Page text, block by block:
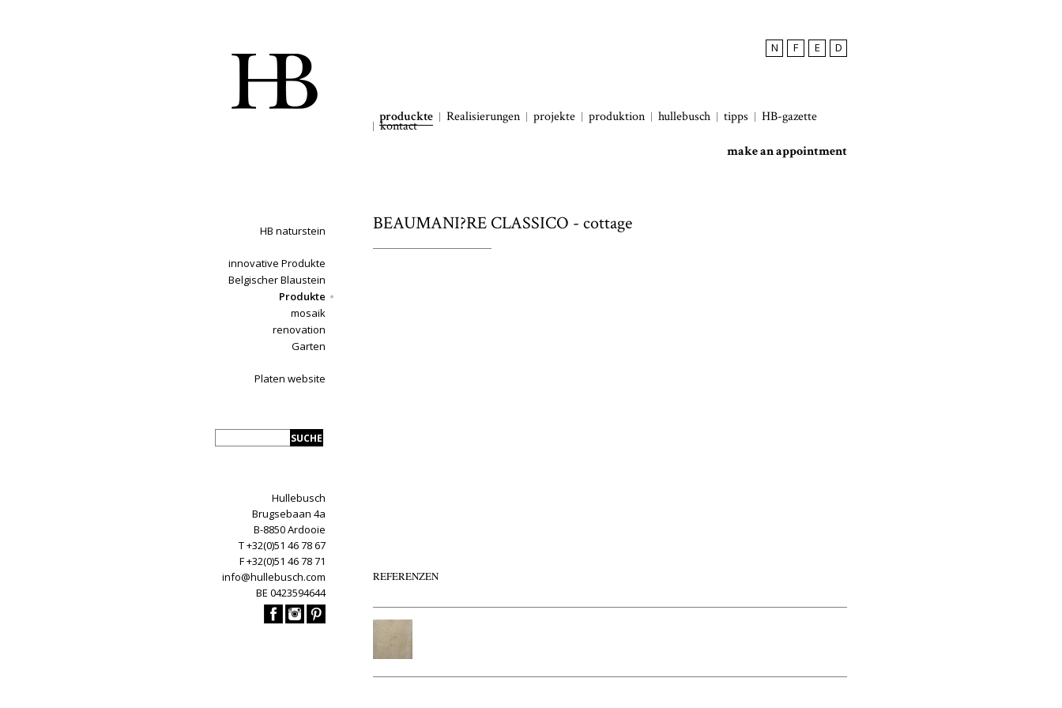
N F E D
produckte Realisierungen projekte produktion hullebusch tipps HB-gazette
kontact
make an appointment
HB naturstein
innovative Produkte
Belgischer Blaustein
Produkte
mosaik
renovation
Garten
Platen website
Hullebusch
Brugsebaan 4a
B-8850 Ardooie
T +32(0)51 46 78 67
F +32(0)51 46 78 71
info@hullebusch.com
BE 0423594644
BEAUMANI?RE CLASSICO - cottage
REFERENZEN